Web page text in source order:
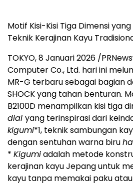
Motif Kisi-Kisi Tiga Dimensi
Teknik Kerajinan Kayu
TOKYO, 8 Januari 2026 /
Computer Co., Ltd. hari ini
MR-G terbaru sebagai bagian
SHOCK yang tahan benturan.
B2100D menampilkan kisi tiga
dial yang terinspirasi dari
kigumi*1, teknik sambungan
dengan sentuhan warna biru
* Kigumiadalah metode
kerajinan kayu Jepang untuk
kayu tanpa memakai paku